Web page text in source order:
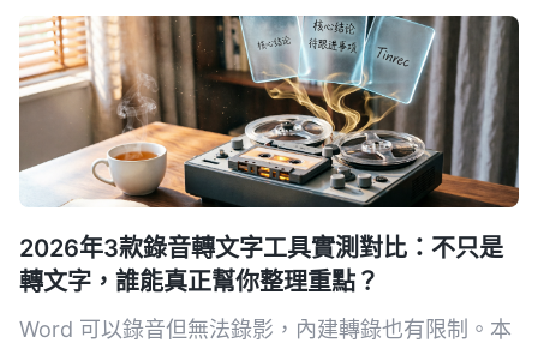
程與訪談錄音。
2026年3款錄音轉文字工具實測對比：不只是
轉文字，誰能真正幫你整理重點？
Word 可以錄音但無法錄影，內建轉錄也有限制。本